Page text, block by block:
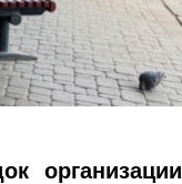
организации